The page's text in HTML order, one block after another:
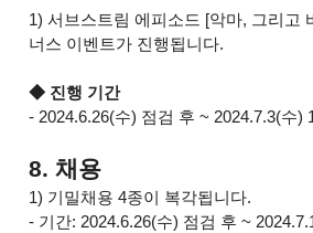
1) 서브스트림 에피소드 [악마, 그리고
너스 이벤트가 진행됩니다.
◆ 진행 기간
- 2024.6.26(수) 점검 후 ~ 2024.7.3(수)
8. 채용
1) 기밀채용 4종이 복각됩니다.
- 기간: 2024.6.26(수) 점검 후 ~